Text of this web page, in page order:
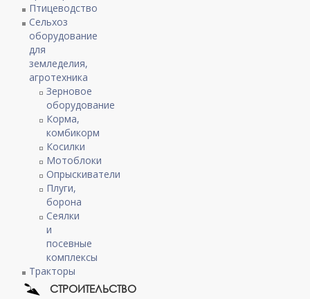
Птицеводство
Сельхоз
оборудование
для
земледелия,
агротехника
Зерновое
оборудование
Корма,
комбикорм
Косилки
Мотоблоки
Опрыскиватели
Плуги,
борона
Сеялки
и
посевные
комплексы
Тракторы
СТРОИТЕЛЬСТВО